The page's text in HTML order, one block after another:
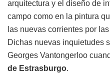
arquitectura y el diseño de
campo como en la pintura
las nuevas corrientes por
Dichas nuevas inquietudes
Georges Vantongerloo
de Estrasburgo.